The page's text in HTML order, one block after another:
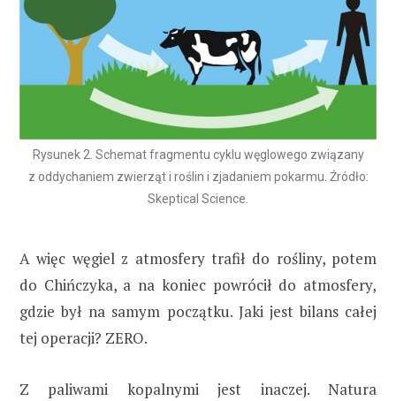
Rysunek 2. Schemat fragmentu cyklu węglowego związany
z oddychaniem zwierząt i roślin i zjadaniem pokarmu. Źródło:
Skeptical Science.
A więc węgiel z atmosfery trafił do rośliny, potem
do Chińczyka, a na koniec powrócił do atmosfery,
gdzie był na samym początku. Jaki jest bilans całej
tej operacji? ZERO.
Z paliwami kopalnymi jest inaczej. Natura